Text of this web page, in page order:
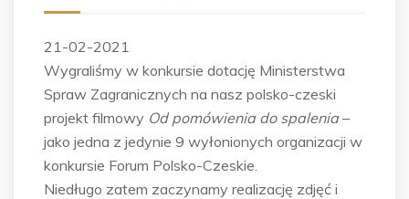
21-02-2021
Wygraliśmy w konkursie dotację Ministerstwa
Spraw Zagranicznych na nasz polsko-czeski
projekt filmowy Od pomówienia do spalenia–
jako jedna z jedynie 9 wyłonionych organizacji w
konkursie Forum Polsko-Czeskie.
Niedługo zatem zaczynamy realizację zdjęć i